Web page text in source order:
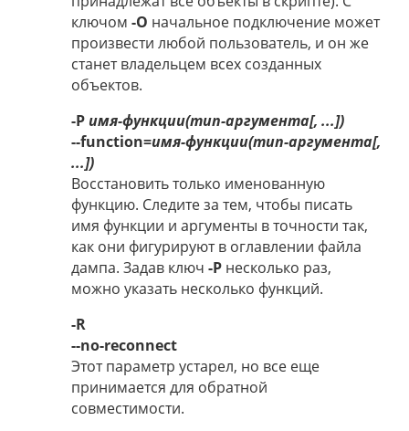
ключом -O начальное подключение может
произвести любой пользователь, и он же
станет владельцем всех созданных
объектов.
-P имя-функции(тип-аргумента[, ...])
--function=имя-функции(тип-аргумента[,
...])
Восстановить только именованную
функцию. Следите за тем, чтобы писать
имя функции и аргументы в точности так,
как они фигурируют в оглавлении файла
дампа. Задав ключ -P несколько раз,
можно указать несколько функций.
-R
--no-reconnect
Этот параметр устарел, но все еще
принимается для обратной
совместимости.